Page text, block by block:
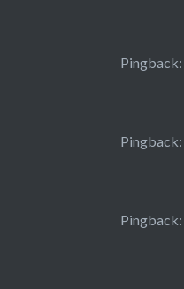
Pingback:
Pingback:
Pingback: